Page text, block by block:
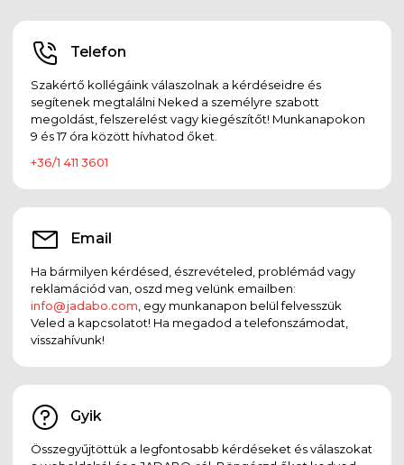
Telefon
Szakértő kollégáink válaszolnak a kérdéseidre és
segítenek megtalálni Neked a személyre szabott
megoldást, felszerelést vagy kiegészítőt! Munkanapokon
9 és 17 óra között hívhatod őket.
+36/1 411 3601
Email
Ha bármilyen kérdésed, észrevételed, problémád vagy
reklamációd van, oszd meg velünk emailben:
info@jadabo.com , egy munkanapon belül felvesszük
Veled a kapcsolatot! Ha megadod a telefonszámodat,
visszahívunk!
Gyik
Összegyűjtöttük a legfontosabb kérdéseket és válaszokat